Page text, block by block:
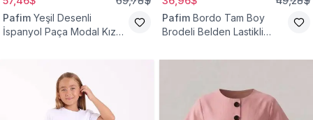
Pafim Yeşil Desenli
İspanyol Paça Modal Kız
Pafim Bordo Tam Boy
Brodeli Belden Lastikli